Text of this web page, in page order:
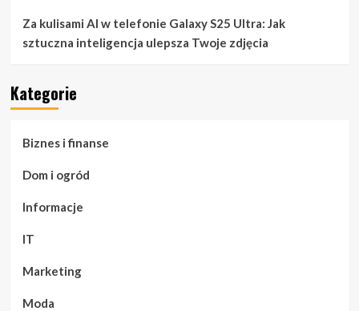
Za kulisami AI w telefonie Galaxy S25 Ultra: Jak
sztuczna inteligencja ulepsza Twoje zdjęcia
Kategorie
Biznes i finanse
Dom i ogród
Informacje
IT
Marketing
Moda